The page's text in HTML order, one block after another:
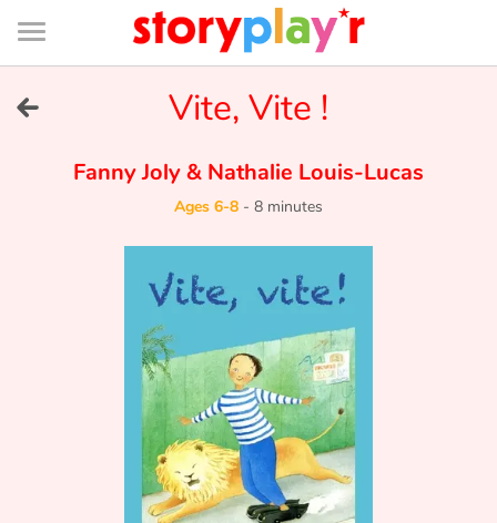
Connexion
Bibliothèque
de
page
Tales and classics in french
Fable, myth, literature and poetry
Vite, Vite !
Fanny Joly& Nathalie Louis-Lucas
Ages 6-8 - 8 minutes